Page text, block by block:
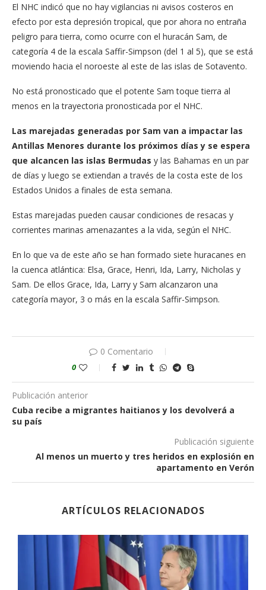
El NHC indicó que no hay vigilancias ni avisos costeros en
efecto por esta depresión tropical, que por ahora no entraña
peligro para tierra, como ocurre con el huracán Sam, de
categoría 4 de la escala Saffir-Simpson (del 1 al 5), que se está
moviendo hacia el noroeste al este de las islas de Sotavento.
No está pronosticado que el potente Sam toque tierra al
menos en la trayectoria pronosticada por el NHC.
Las marejadas generadas por Sam van a impactar las
Antillas Menores durante los próximos días y se espera
que alcancen las islas Bermudas y las Bahamas en un par
de días y luego se extiendan a través de la costa este de los
Estados Unidos a finales de esta semana.
Estas marejadas pueden causar condiciones de resacas y
corrientes marinas amenazantes a la vida, según el NHC.
En lo que va de este año se han formado siete huracanes en
la cuenca atlántica: Elsa, Grace, Henri, Ida, Larry, Nicholas y
Sam. De ellos Grace, Ida, Larry y Sam alcanzaron una
categoría mayor, 3 o más en la escala Saffir-Simpson.
0 Comentario
0
Publicación anterior
Cuba recibe a migrantes haitianos y los devolverá a
su país
Publicación siguiente
Al menos un muerto y tres heridos en explosión en
apartamento en Verón
ARTÍCULOS RELACIONADOS